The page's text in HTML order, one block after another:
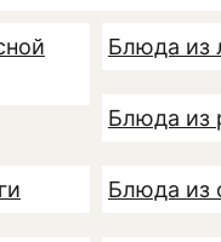
Блюда из
Блюда из
Блюда из